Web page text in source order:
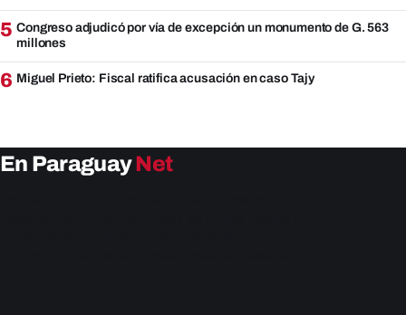
5 Congreso adjudicó por vía de excepción un monumento de G. 563
millones
6 Miguel Prieto: Fiscal ratifica acusación en caso Tajy
En ParaguayNet